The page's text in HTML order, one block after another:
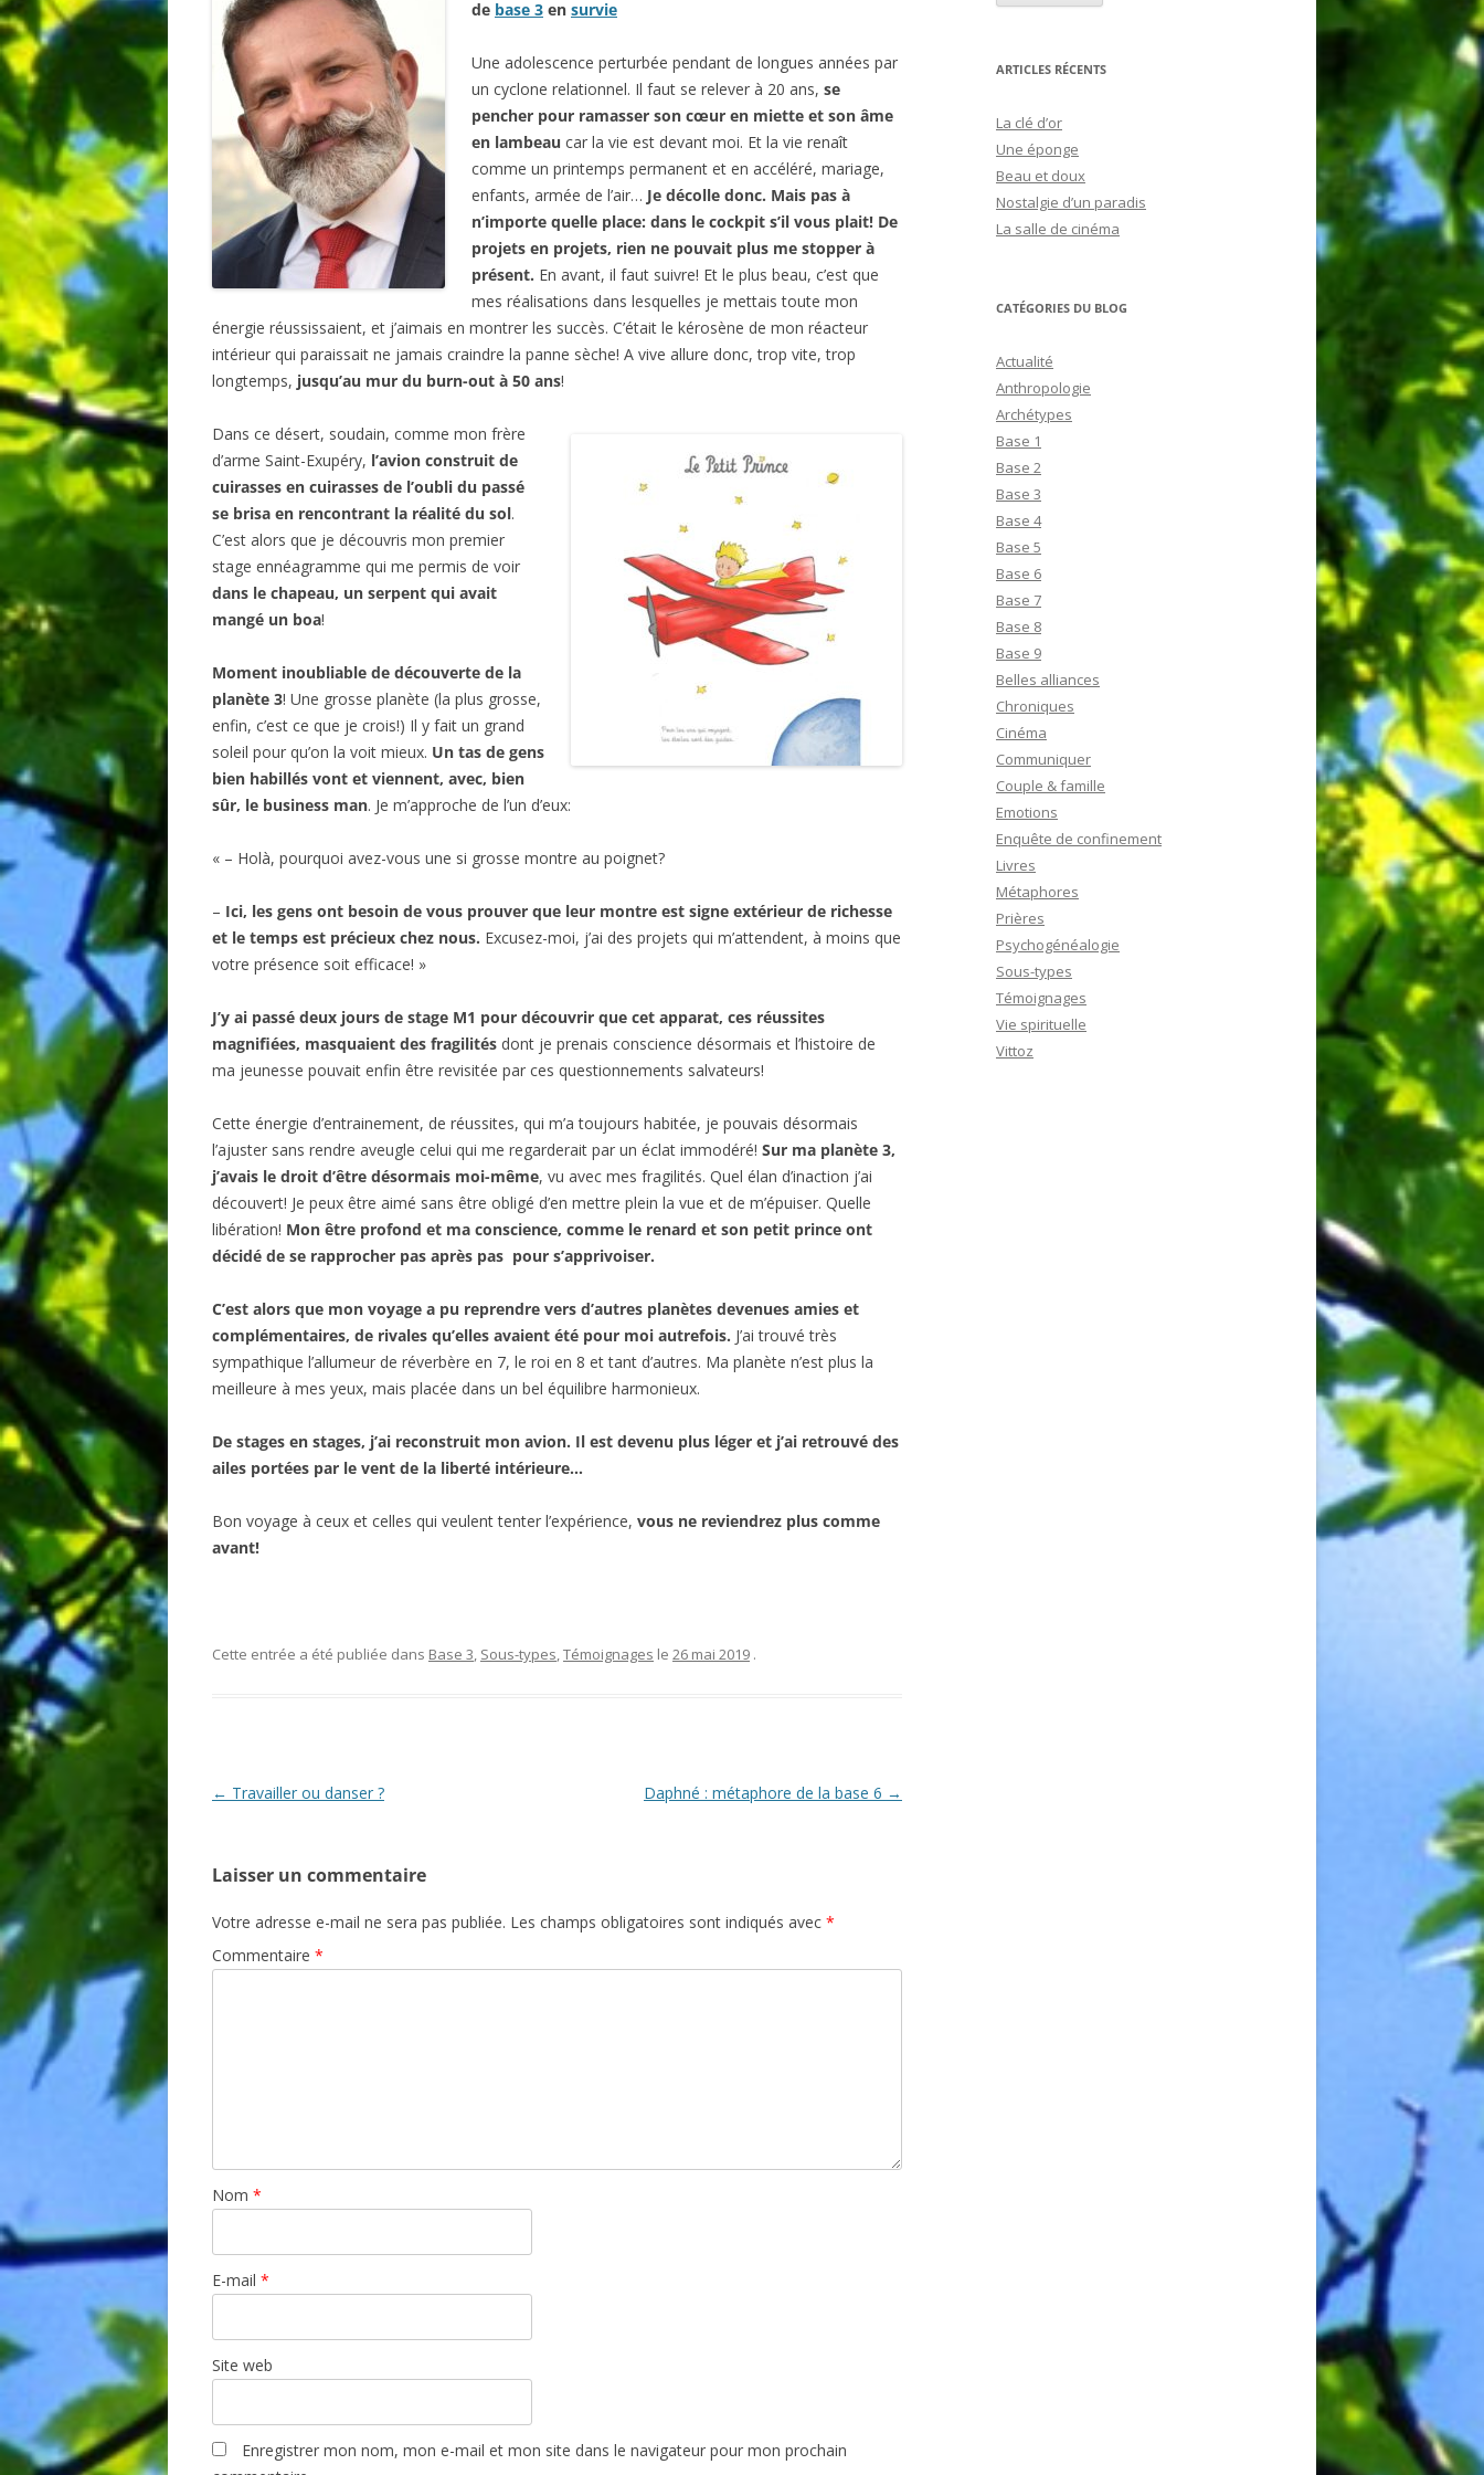
PSYCHOLOGIES.COM
REVUE DE PRESSE
BIBLIOGRAPHIE
de base 3 en survie
Une adolescence perturbée pendant de longues années par
un cyclone relationnel. Il faut se relever à 20 ans, se
pencher pour ramasser son cœur en miette et son âme
en lambeau car la vie est devant moi. Et la vie renaît
comme un printemps permanent et en accéléré, mariage,
enfants, armée de l’air… Je décolle donc. Mais pas à
n’importe quelle place: dans le cockpit s’il vous plait! De
projets en projets, rien ne pouvait plus me stopper à
présent. En avant, il faut suivre! Et le plus beau, c’est que
mes réalisations dans lesquelles je mettais toute mon
énergie réussissaient, et j’aimais en montrer les succès. C’était le kérosène de mon réacteur
intérieur qui paraissait ne jamais craindre la panne sèche! A vive allure donc, trop vite, trop
longtemps, jusqu’au mur du burn-out à 50 ans!
Dans ce désert, soudain, comme mon frère
d’arme Saint-Exupéry, l’avion construit de
cuirasses en cuirasses de l’oubli du passé
se brisa en rencontrant la réalité du sol.
C’est alors que je découvris mon premier
stage ennéagramme qui me permis de voir
dans le chapeau, un serpent qui avait
mangé un boa!
Moment inoubliable de découverte de la
planète 3! Une grosse planète (la plus grosse,
enfin, c’est ce que je crois!) Il y fait un grand
soleil pour qu’on la voit mieux. Un tas de gens
bien habillés vont et viennent, avec, bien
sûr, le business man. Je m’approche de l’un d’eux:
« – Holà, pourquoi avez-vous une si grosse montre au poignet?
– Ici, les gens ont besoin de vous prouver que leur montre est signe extérieur de richesse
et le temps est précieux chez nous. Excusez-moi, j’ai des projets qui m’attendent, à moins que
votre présence soit efficace! »
J’y ai passé deux jours de stage M1 pour découvrir que cet apparat, ces réussites
magnifiées, masquaient des fragilités dont je prenais conscience désormais et l’histoire de
ma jeunesse pouvait enfin être revisitée par ces questionnements salvateurs!
Cette énergie d’entrainement, de réussites, qui m’a toujours habitée, je pouvais désormais
l’ajuster sans rendre aveugle celui qui me regarderait par un éclat immodéré! Sur ma planète 3,
j’avais le droit d’être désormais moi-même, vu avec mes fragilités. Quel élan d’inaction j’ai
découvert! Je peux être aimé sans être obligé d’en mettre plein la vue et de m’épuiser. Quelle
libération! Mon être profond et ma conscience, comme le renard et son petit prince ont
décidé de se rapprocher pas après pas pour s’apprivoiser.
C’est alors que mon voyage a pu reprendre vers d’autres planètes devenues amies et
complémentaires, de rivales qu’elles avaient été pour moi autrefois. J’ai trouvé très
sympathique l’allumeur de réverbère en 7, le roi en 8 et tant d’autres. Ma planète n’est plus la
meilleure à mes yeux, mais placée dans un bel équilibre harmonieux.
De stages en stages, j’ai reconstruit mon avion. Il est devenu plus léger et j’ai retrouvé des
ailes portées par le vent de la liberté intérieure…
Bon voyage à ceux et celles qui veulent tenter l’expérience, vous ne reviendrez plus comme
avant!
Cette entrée a été publiée dans Base 3, Sous-types,Témoignages le 26 mai 2019 .
Navigation
← Travailler ou danser ? Daphné : métaphore de la base 6 →
Laisser un commentaire
Votre adresse e-mail ne sera pas publiée. Les champs obligatoires sont indiqués avec *
Commentaire *
Nom *
E-mail *
Site web
Enregistrer mon nom, mon e-mail et mon site dans le navigateur pour mon prochain
ARTICLES RÉCENTS
La clé d’or
Une éponge
Beau et doux
Nostalgie d’un paradis
La salle de cinéma
CATÉGORIES DU BLOG
Actualité
Anthropologie
Archétypes
Base 1
Base 2
Base 3
Base 4
Base 5
Base 6
Base 7
Base 8
Base 9
Belles alliances
Chroniques
Cinéma
Communiquer
Couple & famille
Emotions
Enquête de confinement
Livres
Métaphores
Prières
Psychogénéalogie
Sous-types
Témoignages
Vie spirituelle
Vittoz